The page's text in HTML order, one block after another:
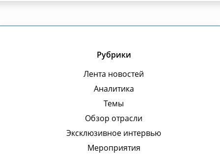
Рубрики
Лента новостей
Аналитика
Темы
Обзор отрасли
Эксклюзивное интервью
Мероприятия